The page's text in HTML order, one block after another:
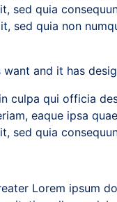
sed quia
sed quia non
and it has
culpa qui officia
eaque ipsa
sed quia
Lorem ipsum